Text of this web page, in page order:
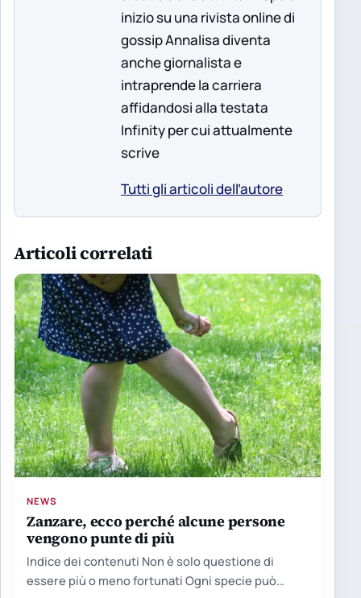
inizio su una rivista online di
gossip Annalisa diventa
anche giornalista e
intraprende la carriera
affidandosi alla testata
Infinity per cui attualmente
scrive
Tutti gli articoli dell’autore
Articoli correlati
NEWS
Zanzare, ecco perché alcune persone
vengono punte di più
Indice dei contenuti Non è solo questione di
essere più o meno fortunati Ogni specie può